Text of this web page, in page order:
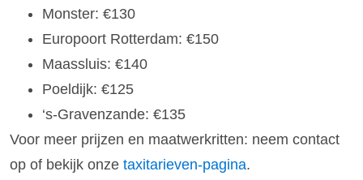
Monster: €130
Europoort Rotterdam: €150
Maassluis: €140
Poeldijk: €125
‘s-Gravenzande: €135
Voor meer prijzen en maatwerkritten: neem contact
op of bekijk onze taxitarieven-pagina.